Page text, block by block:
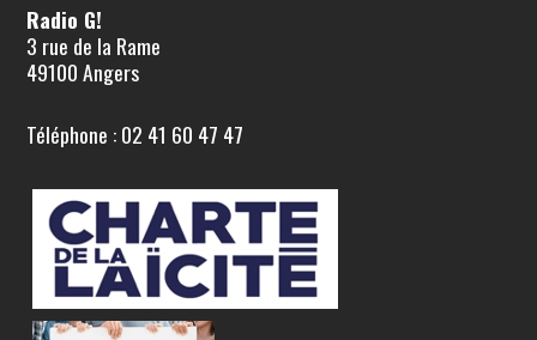
Radio G!
3 rue de la Rame
49100 Angers
Téléphone : 02 41 60 47 47